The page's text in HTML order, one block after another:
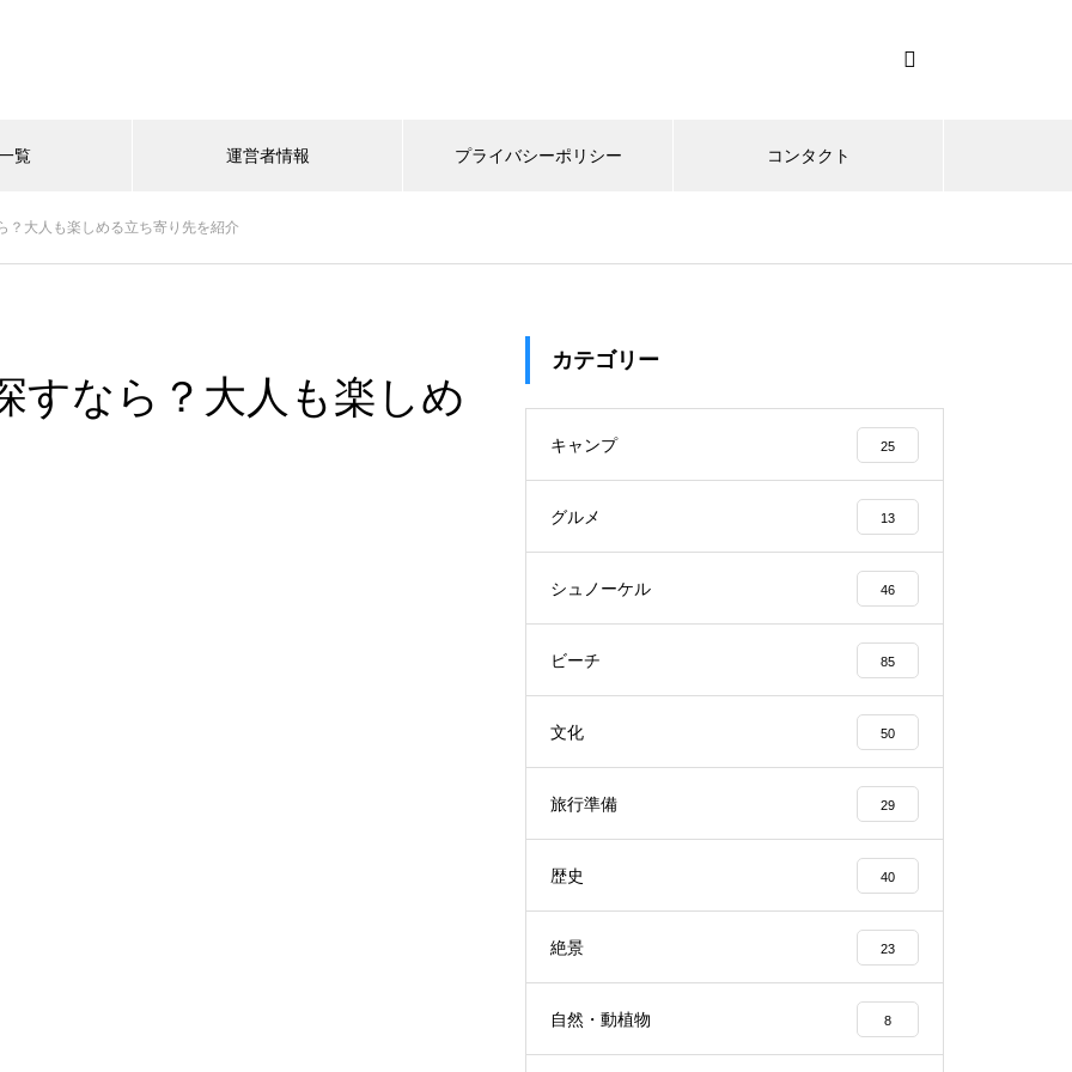
覧 運営者情報 プライバシーポリシー コンタクト
？大人も楽しめる立ち寄り先を紹介
すなら？大人も楽しめ
カテゴリー
キャンプ 25
グルメ 13
シュノーケル 46
ビーチ 85
文化 50
旅行準備 29
歴史 40
絶景 23
自然・動植物 8